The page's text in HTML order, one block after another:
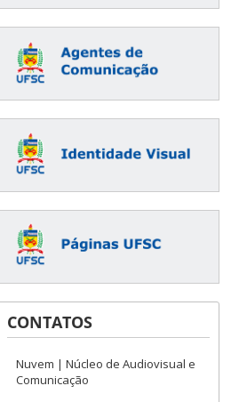
CONTATOS
Nuvem | Núcleo de Audiovisual e
Comunicação